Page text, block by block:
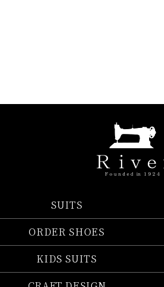
SUITS
ORDER SHOES
KIDS SUITS